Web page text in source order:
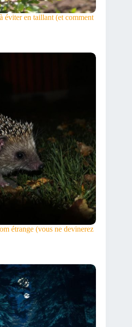
éviter en taillant (et comment
étrange (vous ne devinerez